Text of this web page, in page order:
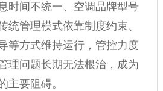
时间不统一、空调品牌型号
统管理模式依靠制度约束、
等方式维持运行，管控力度
理问题长期无法根治，成为
主要阻碍。